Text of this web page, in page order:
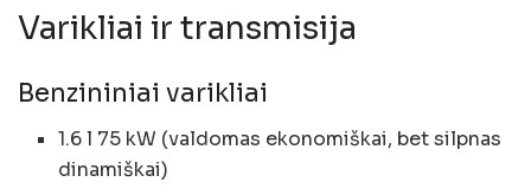
Varikliai ir transmisija
Benzininiai varikliai
1.6 l 75 kW (valdomas ekonomiškai, bet silpnas
dinamiškai)